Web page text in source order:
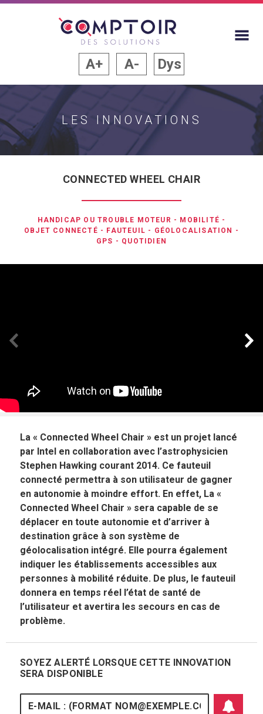
A+ A- Dys
LES INNOVATIONS
CONNECTED WHEEL CHAIR
HANDICAP OU TROUBLE MOTEUR - MOBILITÉ -
OBJET CONNECTÉ - FAUTEUIL - GÉOLOCALISATION
-
GPS - QUOTIDIEN
Panneau précédent
La « Connected Wheel Chair » est un projet lancé
par Intel en collaboration avec l’astrophysicien
Stephen Hawking courant 2014. Ce fauteuil
connecté permettra à son utilisateur de gagner
en autonomie à moindre effort. En effet, La «
Connected Wheel Chair » sera capable de se
déplacer en toute autonomie et d’arriver à
destination grâce à son système de
géolocalisation intégré. Elle pourra également
indiquer les établissements accessibles aux
personnes à mobilité réduite. De plus, le fauteuil
donnera en temps réel l’état de santé de
l’utilisateur et avertira les secours en cas de
problème.
SOYEZ ALERTÉ LORSQUE CETTE INNOVATION
SERA DISPONIBLE